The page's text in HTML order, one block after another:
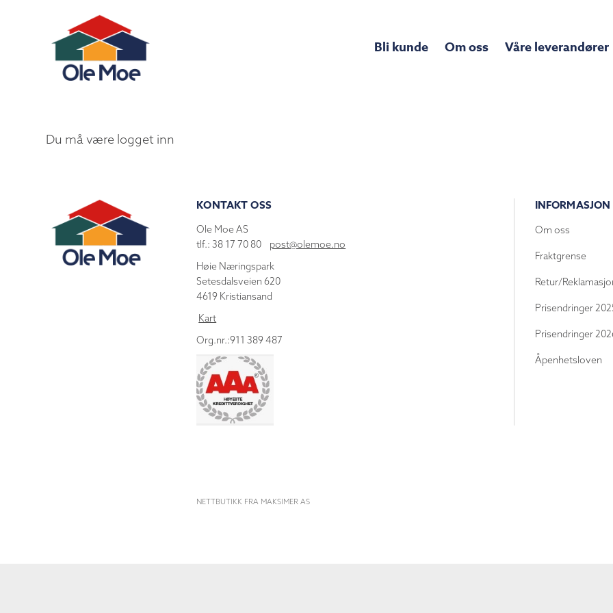
Bli kunde Om oss Våre leverandører
Du må være logget inn
KONTAKT OSS
Ole Moe AS
tlf.: 38 17 70 80 post@olemoe.no
Høie Næringspark
Setesdalsveien 620
4619 Kristiansand
Kart
Org.nr.:911 389 487
INFORMASJON
Om oss
Fraktgrense
Retur/
Prisendringer
Prisendringer
Åpenhetsloven
NETTBUTIKK FRA MAKSIMER AS